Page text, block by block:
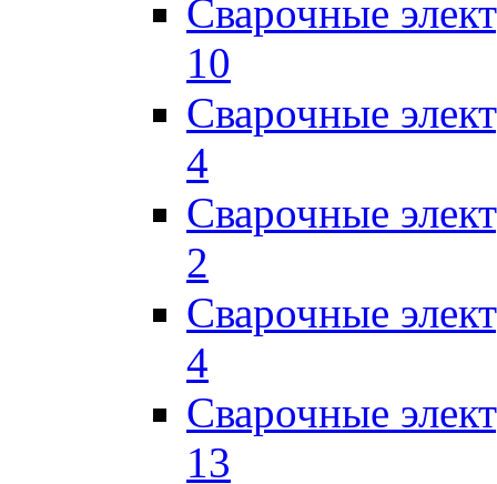
Сварочные
10
Сварочные
4
Сварочные
2
Сварочные
4
Сварочные
13